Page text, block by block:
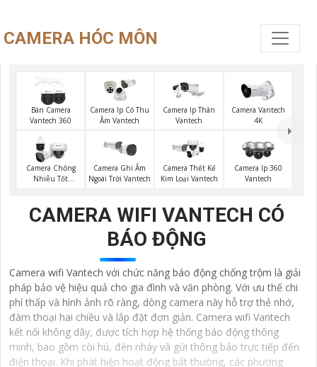
CAMERA HÓC MÔN
Bán Camera
Vantech 360
Camera Ip Có Thu
Âm Vantech
Camera Ip Thân
Vantech
Camera Vantech
4K
Camera Chống
Nhiễu Tốt
Camera Ghi Âm
Ngoài Trời Vantech
Camera Thết Kế
Kim Loại Vantech
Camera Ip 360
Vantech
CAMERA WIFI VANTECH CÓ
BÁO ĐỘNG
Camera wifi Vantech với chức năng báo động chống trộm là giải
pháp bảo vệ hiệu quả cho gia đình và văn phòng. Với ưu thế chi
phí thấp và hình ảnh rõ ràng, dòng camera này hỗ trợ thẻ nhớ,
đàm thoại hai chiều và lắp đặt đơn giản. Camera wifi Vantech
kết nối không dây, được tích hợp hệ thống báo động thông
minh, bao gồm còi hú, đèn nháy và gửi thông báo trực tiếp đến
điện thoại. Khi phát hiện hoạt động bất thường, các phương